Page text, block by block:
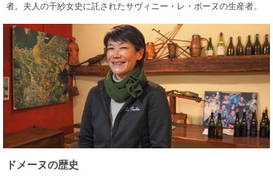
者。夫人の千紗女史に託されたサヴィニー・レ・ボーヌの生産者。
ドメーヌの歴史